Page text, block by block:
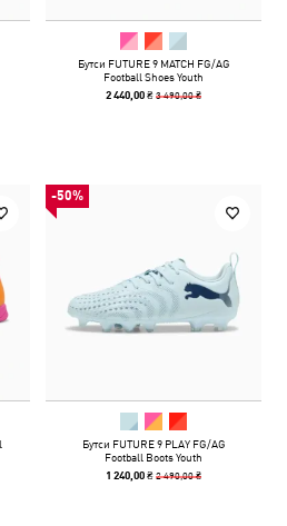
Бутси FUTURE 9 MATCH FG/AG
Football Shoes Youth
2 440,00 ₴3 490,00 ₴
-50%
Бутси FUTURE 9 PLAY FG/AG
Football Boots Youth
1 240,00 ₴2 490,00 ₴